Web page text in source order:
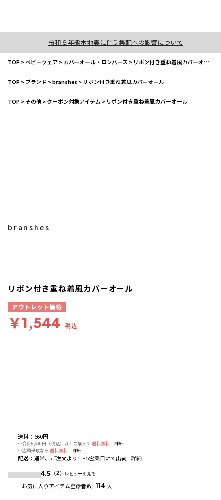
令和８年熊本地震に伴う集配への影響について
TOP>ベビーウェア>カバーオール・ロンパース > リボン付き重ね着風カバーオール
TOP>ブランド >branshes> リボン付き重ね着風カバーオール
TOP>その他>クーポン対象アイテム > リボン付き重ね着風カバーオール
送料 ： 660円
※合計6,600円（税込）以上の購入で 送料無料
詳細
※店頭受取なら 送料無料 詳細
配送 ： 通常、ご注文より1～5営業日にて出荷 詳細
4.5 （2） レビューを見る
お気に入りアイテム登録者数 114 人
branshes
リボン付き重ね着風カバーオール
アウトレット価格
￥1,544 税込